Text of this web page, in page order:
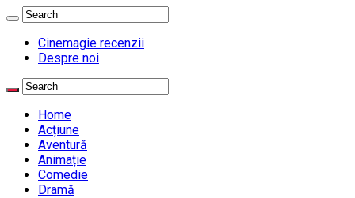
Cinemagie recenzii
Despre noi
Home
Acțiune
Aventură
Animație
Comedie
Dramă